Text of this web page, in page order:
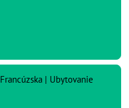
| Ubytovanie